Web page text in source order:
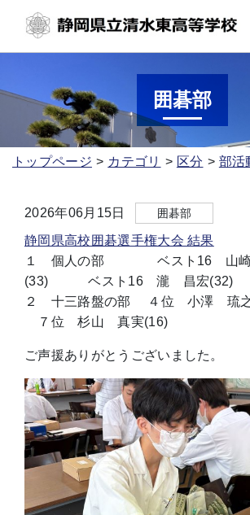
囲碁部
トップページ カテゴリ 区分 部活
2026年06月15日 囲碁部
静岡県高校囲碁選手権大会 結果
１ 個人の部 ベスト16 山
(33) ベスト16 瀧 昌宏(32)
２ 十三路盤の部 ４位 小澤
７位 杉山 真実(16)
ご声援ありがとうございました。